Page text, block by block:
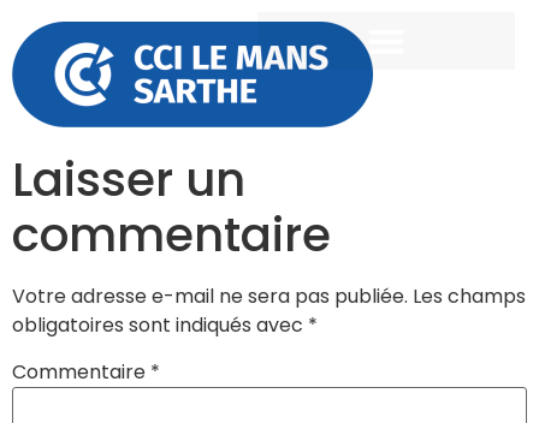
Laisser un
commentaire
Votre adresse e-mail ne sera pas publiée. Les champs
obligatoires sont indiqués avec *
Commentaire *